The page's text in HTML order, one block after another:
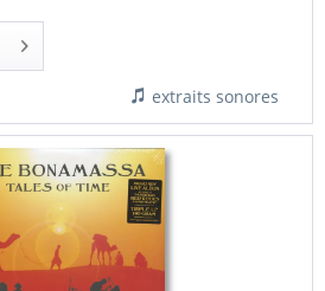
extraits sonores